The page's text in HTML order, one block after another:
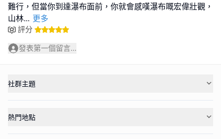
難行，但當你到達瀑布面前，你就會感嘆瀑布嘅宏偉壯觀，
山林... 更多
評分
發表第一個留言...
社群主題
熱門地點